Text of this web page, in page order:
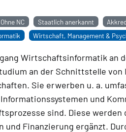
Ohne NC Staatlich anerkannt
Wirtschaft, Management &
Wirtschaftsinformatik an
an der Schnittstelle von
Sie erwerben u. a.
und
sind. Diese
und Finanzierung ergänzt.